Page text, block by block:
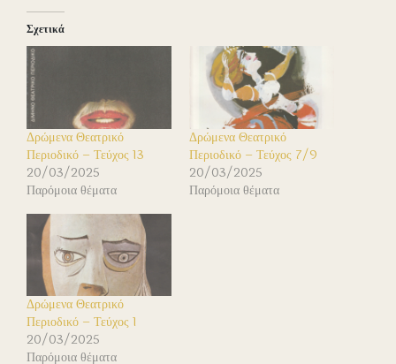
Σχετικά
Δρώμενα Θεατρικό
Περιοδικό – Τεύχος 13
20/03/2025
Παρόμοια θέματα
Δρώμενα Θεατρικό
Περιοδικό – Τεύχος 7/9
20/03/2025
Παρόμοια θέματα
Δρώμενα Θεατρικό
Περιοδικό – Τεύχος 1
20/03/2025
Παρόμοια θέματα